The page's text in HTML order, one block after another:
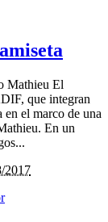
Mathieu El
que integran
en el marco de una
En un
2017